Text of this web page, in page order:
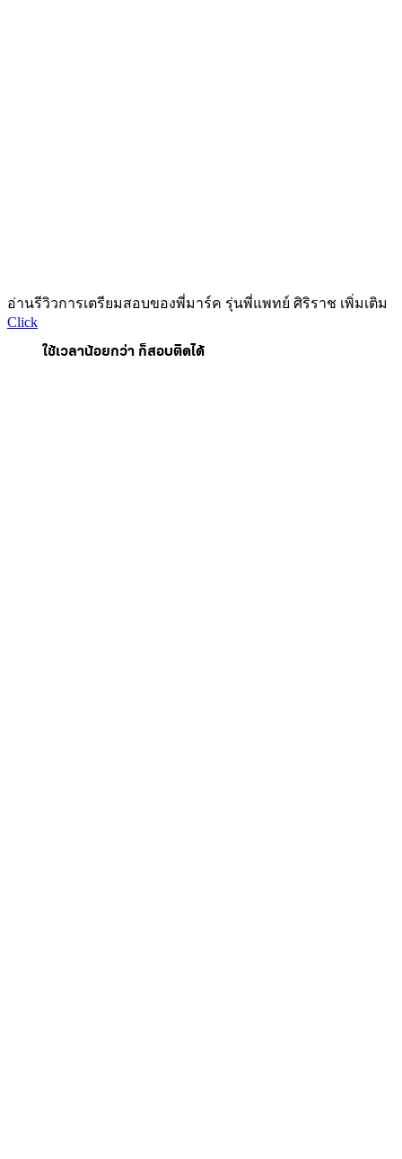
อ่านรีวิวการเตรียมสอบของพี่มาร์ค รุ่นพี่แพทย์ ศิริราช เพิ่มเติม
Click
ใช้เวลาน้อยกว่า ก็สอบติดได้